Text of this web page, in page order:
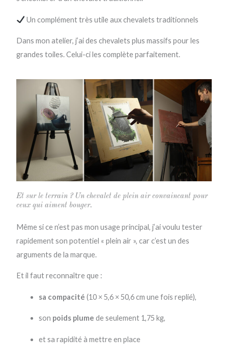
Un complément très utile aux chevalets traditionnels
Dans mon atelier, j’ai des chevalets plus massifs pour les
grandes toiles. Celui-ci les complète parfaitement.
Et sur le terrain ? Un chevalet de plein air convaincant pour
ceux qui aiment bouger.
Même si ce n’est pas mon usage principal, j’ai voulu tester
rapidement son potentiel « plein air », car c’est un des
arguments de la marque.
Et il faut reconnaître que :
sa compacité (10 × 5,6 × 50,6 cm une fois replié),
son poids plume de seulement 1,75 kg,
et sa rapidité à mettre en place